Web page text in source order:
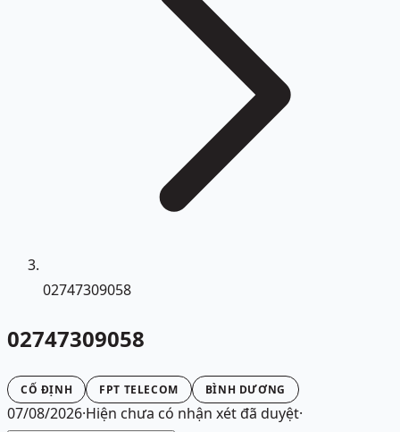
02747309058
02747309058
CỐ ĐỊNH FPT TELECOM BÌNH DƯƠNG
07/08/2026·Hiện chưa có nhận xét đã duyệt·